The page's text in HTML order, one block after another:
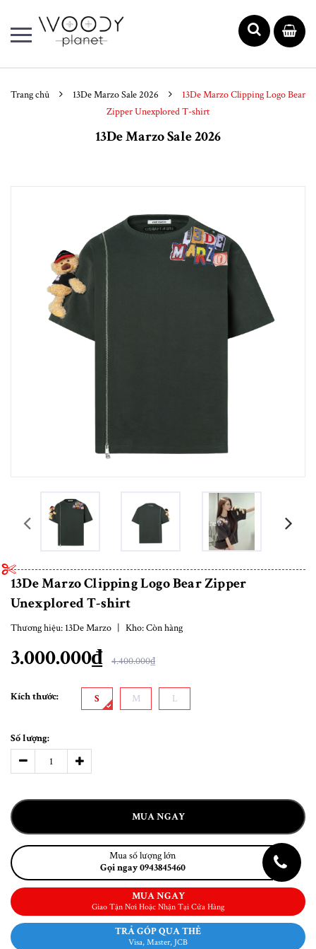
Trang chủ 13De Marzo Sale 2026
13De Marzo Clipping Logo Bear
Zipper Unexplored T-shirt
13De Marzo Sale 2026
prev
13De Marzo Clipping Logo Bear Zipper
Unexplored T-shirt
Thương hiệu: 13De Marzo Kho:Còn hàng
3.000.000₫ 4.400.000₫
Kích thước: S M L
Số lượng:
MUA NGAY
Mua số lượng lớn
Gọi ngay 0943845460
MUA NGAY
Giao Tận Nơi Hoặc Nhận Tại Cửa Hàng
TRẢ GÓP QUA THẺ
Visa, Master, JCB